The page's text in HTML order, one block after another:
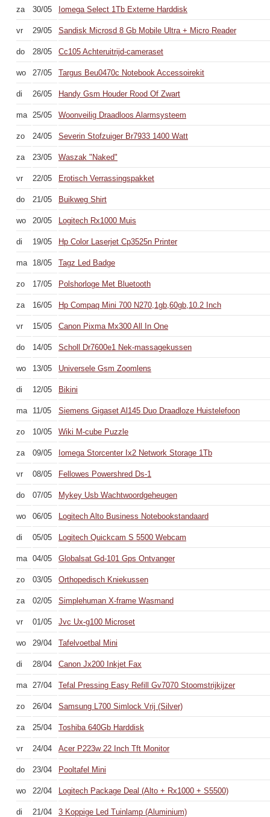
za 30/05 Iomega Select 1Tb Externe Harddisk
vr 29/05 Sandisk Microsd 8 Gb Mobile Ultra + Micro Reader
do 28/05 Cc105 Achteruitrijd-cameraset
wo 27/05 Targus Beu0470c Notebook Accessoirekit
di 26/05 Handy Gsm Houder Rood Of Zwart
ma 25/05 Woonveilig Draadloos Alarmsysteem
zo 24/05 Severin Stofzuiger Br7933 1400 Watt
za 23/05 Waszak "Naked"
vr 22/05 Erotisch Verrassingspakket
do 21/05 Buikweg Shirt
wo 20/05 Logitech Rx1000 Muis
di 19/05 Hp Color Laserjet Cp3525n Printer
ma 18/05 Tagz Led Badge
zo 17/05 Polshorloge Met Bluetooth
za 16/05 Hp Compaq Mini 700 N270,1gb,60gb,10.2 Inch
vr 15/05 Canon Pixma Mx300 All In One
do 14/05 Scholl Dr7600e1 Nek-massagekussen
wo 13/05 Universele Gsm Zoomlens
di 12/05 Bikini
ma 11/05 Siemens Gigaset Al145 Duo Draadloze Huistelefoon
zo 10/05 Wiki M-cube Puzzle
za 09/05 Iomega Storcenter Ix2 Network Storage 1Tb
vr 08/05 Fellowes Powershred Ds-1
do 07/05 Mykey Usb Wachtwoordgeheugen
wo 06/05 Logitech Alto Business Notebookstandaard
di 05/05 Logitech Quickcam S 5500 Webcam
ma 04/05 Globalsat Gd-101 Gps Ontvanger
zo 03/05 Orthopedisch Kniekussen
za 02/05 Simplehuman X-frame Wasmand
vr 01/05 Jvc Ux-g100 Microset
wo 29/04 Tafelvoetbal Mini
di 28/04 Canon Jx200 Inkjet Fax
ma 27/04 Tefal Pressing Easy Refill Gv7070 Stoomstrijkijzer
zo 26/04 Samsung L700 Simlock Vrij (Silver)
za 25/04 Toshiba 640Gb Harddisk
vr 24/04 Acer P223w 22 Inch Tft Monitor
do 23/04 Pooltafel Mini
wo 22/04 Logitech Package Deal (Alto + Rx1000 + S5500)
di 21/04 3 Koppige Led Tuinlamp (Aluminium)